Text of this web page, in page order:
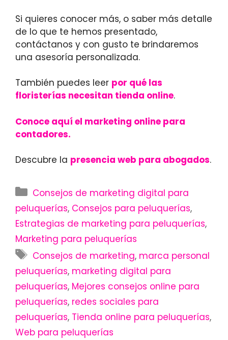
Si quieres conocer más, o saber más detalle
de lo que te hemos presentado,
contáctanos y con gusto te brindaremos
una asesoría personalizada.
También puedes leer por qué las
floristerías necesitan tienda online.
Conoce aquí el marketing online para
contadores.
Descubre la presencia web para abogados.
Categorías
Consejos de marketing digital para
peluquerías, Consejos para peluquerías,
Estrategias de marketing para peluquerías,
Marketing para peluquerías
Etiquetas
Consejos de marketing, marca personal
peluquerías, marketing digital para
peluquerías, Mejores consejos online para
peluquerías, redes sociales para
peluquerías, Tienda online para peluquerías,
Web para peluquerías